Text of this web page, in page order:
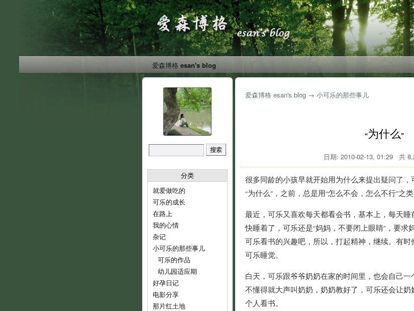
爱森博格 esan's blog
分类
就爱做吃的
可乐的成长
在路上
我的心情
杂记
小可乐的那些事儿
可乐的作品
幼儿园适应期
好孕日记
电影分享
那片红土地
爱森博格 esan's blog → 小可乐的那些事儿
“为什么”
日期: 2010-02-13, 01:29 共
很多同龄的小孩早就开始用为什么来提出疑问了
“为什么” ，之前，总是用“怎么不会，怎么不行”之
最近，可乐又喜欢每天都看会书，基本上，每天
快睡着了，可乐还是“妈妈，不要闭上眼睛” ，要求
可乐看书的兴趣吧，所以，打起精神，继续。有
可乐睡觉。
白天，可乐跟爷爷奶奶在家的时间里，也会自己
不懂得就大声叫奶奶，奶奶教好了，可乐还会让
个人看书。